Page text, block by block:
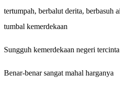
tertumpah, berbalut derita, berbasuh
tumbal kemerdekaan
Sungguh kemerdekaan negeri
Benar-benar sangat mahal harganya